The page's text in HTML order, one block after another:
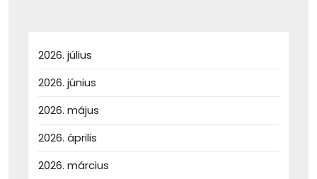
2026. július
2026. június
2026. május
2026. április
2026. március